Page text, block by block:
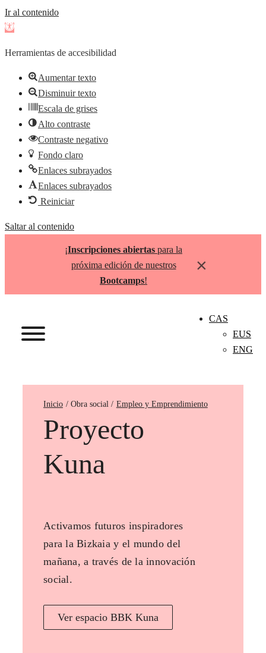
Ir al contenido
Abrir
de
herramientas
Herramientas de accesibilidad
Aumentar texto
Disminuir texto
Escala de grises
Alto contraste
Contraste negativo
Fondo claro
Enlaces subrayados
Enlaces subrayados
Reiniciar
Saltar al contenido
¡Inscripciones abiertas para la
próxima edición de nuestros
Bootcamps!
×
CAS
EUS
ENG
Inicio Empleo y Emprendimiento
Proyecto
Kuna
Activamos futuros inspiradores
para la Bizkaia y el mundo del
mañana, a través de la innovación
social.
Ver espacio BBK Kuna